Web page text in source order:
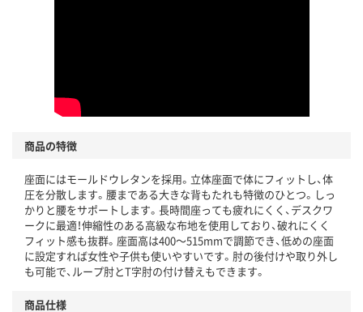
商品の特徴
座面にはモールドウレタンを採用。立体座面で体にフィットし、体
圧を分散します。腰まである大きな背もたれも特徴のひとつ。しっ
かりと腰をサポートします。長時間座っても疲れにくく、デスクワ
ークに最適！伸縮性のある高級な布地を使用しており、破れにくく
フィット感も抜群。座面高は400～515mmで調節でき、低めの座面
に設定すれば女性や子供も使いやすいです。肘の後付けや取り外し
も可能で、ループ肘とT字肘の付け替えもできます。
商品仕様